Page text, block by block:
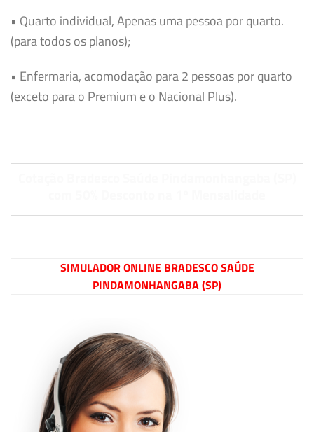
• Quarto individual, Apenas uma pessoa por quarto.
(para todos os planos);
• Enfermaria, acomodação para 2 pessoas por quarto
(exceto para o Premium e o Nacional Plus).
SIMULADOR ONLINE BRADESCO SAÚDE
PINDAMONHANGABA (SP)